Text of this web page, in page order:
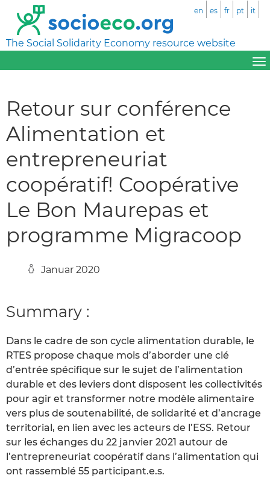
The Social Solidarity Economy resource website
en es fr pt it
Retour sur conférence
Alimentation et
entrepreneuriat
coopératif! Coopérative
Le Bon Maurepas et
programme Migracoop
Januar 2020
Summary :
Dans le cadre de son cycle alimentation durable, le
RTES propose chaque mois d’aborder une clé
d’entrée spécifique sur le sujet de l’alimentation
durable et des leviers dont disposent les collectivités
pour agir et transformer notre modèle alimentaire
vers plus de soutenabilité, de solidarité et d’ancrage
territorial, en lien avec les acteurs de l’ESS. Retour
sur les échanges du 22 janvier 2021 autour de
l’entrepreneuriat coopératif dans l’alimentation qui
ont rassemblé 55 participant.e.s.